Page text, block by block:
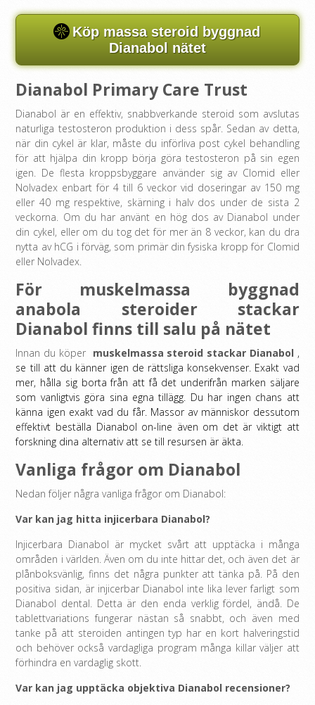
Köp massa steroid byggnad
Dianabol nätet
Dianabol Primary Care Trust
Dianabol är en effektiv, snabbverkande steroid som avslutas
naturliga testosteron produktion i dess spår. Sedan av detta,
när din cykel är klar, måste du införliva post cykel behandling
för att hjälpa din kropp börja göra testosteron på sin egen
igen. De flesta kroppsbyggare använder sig av Clomid eller
Nolvadex enbart för 4 till 6 veckor vid doseringar av 150 mg
eller 40 mg respektive, skärning i halv dos under de sista 2
veckorna. Om du har använt en hög dos av Dianabol under
din cykel, eller om du tog det för mer än 8 veckor, kan du dra
nytta av hCG i förväg, som primär din fysiska kropp för Clomid
eller Nolvadex.
För muskelmassa byggnad
anabola steroider stackar
Dianabol finns till salu på nätet
Innan du köper muskelmassa steroid stackar Dianabol ,
se till att du känner igen de rättsliga konsekvenser. Exakt vad
mer, hålla sig borta från att få det underifrån marken säljare
som vanligtvis göra sina egna tillägg. Du har ingen chans att
känna igen exakt vad du får. Massor av människor dessutom
effektivt beställa Dianabol on-line även om det är viktigt att
forskning dina alternativ att se till resursen är äkta.
Vanliga frågor om Dianabol
Nedan följer några vanliga frågor om Dianabol:
Var kan jag hitta injicerbara Dianabol?
Injicerbara Dianabol är mycket svårt att upptäcka i många
områden i världen. Även om du inte hittar det, och även det är
plånboksvänlig, finns det några punkter att tänka på. På den
positiva sidan, är injicerbar Dianabol inte lika lever farligt som
Dianabol dental. Detta är den enda verklig fördel, ändå. De
tablettvariations fungerar nästan så snabbt, och även med
tanke på att steroiden antingen typ har en kort halveringstid
och behöver också vardagliga program många killar väljer att
förhindra en vardaglig skott.
Var kan jag upptäcka objektiva Dianabol recensioner?